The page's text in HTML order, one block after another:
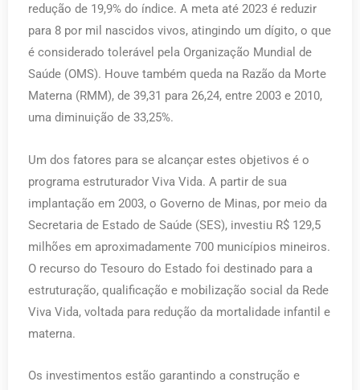
redução de 19,9% do índice. A meta até 2023 é reduzir
para 8 por mil nascidos vivos, atingindo um dígito, o que
é considerado tolerável pela Organização Mundial de
Saúde (OMS). Houve também queda na Razão da Morte
Materna (RMM), de 39,31 para 26,24, entre 2003 e 2010,
uma diminuição de 33,25%.
Um dos fatores para se alcançar estes objetivos é o
programa estruturador Viva Vida. A partir de sua
implantação em 2003, o Governo de Minas, por meio da
Secretaria de Estado de Saúde (SES), investiu R$ 129,5
milhões em aproximadamente 700 municípios mineiros.
O recurso do Tesouro do Estado foi destinado para a
estruturação, qualificação e mobilização social da Rede
Viva Vida, voltada para redução da mortalidade infantil e
materna.
Os investimentos estão garantindo a construção e